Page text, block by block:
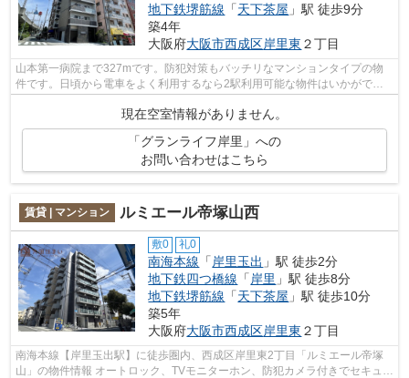
地下鉄堺筋線 「天下茶屋 」駅 徒歩9分
築4年
大阪府大阪市西成区岸里東 ２丁目
山本第一病院まで327mです。防犯対策もバッチリなマンションタイプの物
件です。日頃から電車をよく利用するなら2駅利用可能な物件はいかがでし
現在空室情報がありません。
「グランライフ岸里」への
お問い合わせはこちら
賃貸 | マンション ルミエール帝塚山西
敷0 礼0
南海本線 「岸里玉出 」駅 徒歩2分
地下鉄四つ橋線 「岸里 」駅 徒歩8分
地下鉄堺筋線 「天下茶屋 」駅 徒歩10分
築5年
大阪府大阪市西成区岸里東 ２丁目
南海本線【岸里玉出駅】に徒歩圏内、西成区岸里東2丁目「ルミエール帝塚
山」の物件情報 オートロック、TVモニターホン、防犯カメラ付きでセキュリ